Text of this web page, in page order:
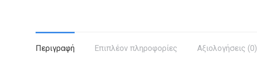
Περιγραφή Επιπλέον πληροφορίες Αξιολογήσεις (0)